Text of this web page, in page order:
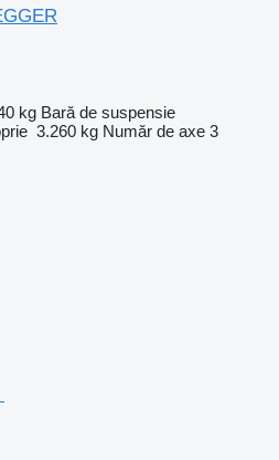
kg Bară de suspensie
3.260 kg Număr de axe 3